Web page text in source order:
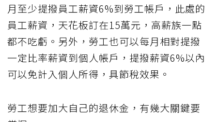
月至少提撥員工薪資6%到勞工帳戶，此處的
員工薪資，天花板訂在15萬元，高薪族一點
都不吃虧。另外，勞工也可以每月相對提撥
一定比率薪資到個人帳戶，提撥薪資6%以內
可以免計入個人所得，具節稅效果。
勞工想要加大自己的退休金，有幾大關鍵要